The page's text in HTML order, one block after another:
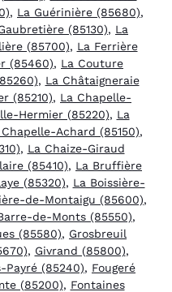
, La Guérinière (85680),
(85130), La
(85700), La Ferrière
(85460), La Couture
, La Châtaigneraie
(85210), La Chapelle-
Hermier (85220), La
Chapelle-Achard (85150),
, La Chaize-Giraud
(85410), La Bruffière
(85320), La Boissière-
de-Montaigu (85600),
de-Monts (85550),
(85580), Grosbreuil
, Givrand (85800),
Payré (85240), Fougeré
(85200), Fontaines